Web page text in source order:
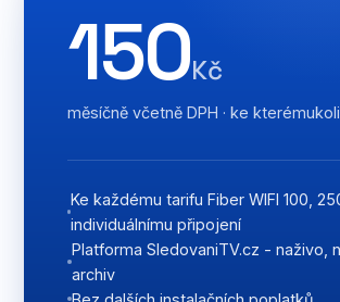
150Kč
měsíčně včetně DPH · ke
Ke každému tarifu Fiber WIFI 100,
individuálnímu připojení
Platforma SledovaniTV.cz - naživo,
archiv